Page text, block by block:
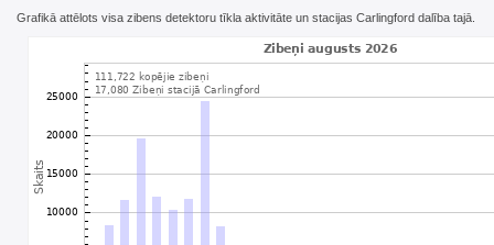
Grafikā attēlots visa zibens detektoru tīkla aktivitāte un stacijas Carlingford dalība tajā.